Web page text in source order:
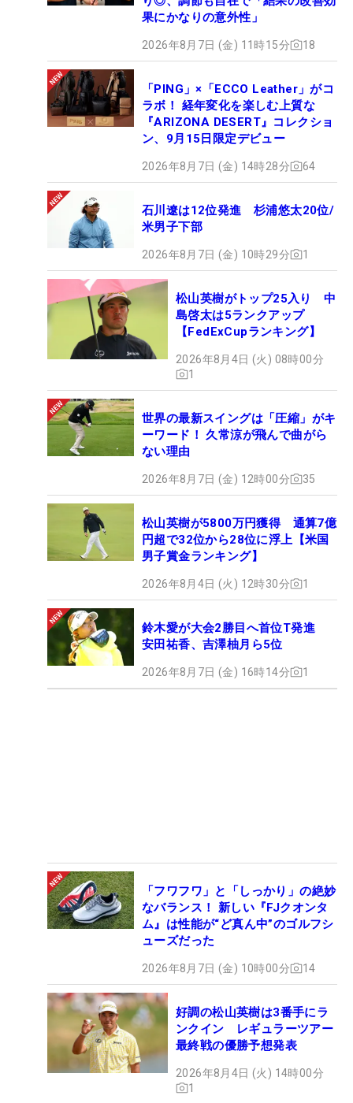
果にかなりの意外性」
2026年8月7日 (金) 11時15分 18
「PING」×「ECCO Leather」がコ
ラボ！ 経年変化を楽しむ上質な
『ARIZONA DESERT』コレクショ
ン、9月15日限定デビュー
2026年8月7日 (金) 14時28分 64
石川遼は12位発進 杉浦悠太20位/
米男子下部
2026年8月7日 (金) 10時29分 1
松山英樹がトップ25入り 中
島啓太は5ランクアップ
【FedExCupランキング】
2026年8月4日 (火) 08時00分
1
世界の最新スイングは「圧縮」がキ
ーワード！ 久常涼が飛んで曲がら
ない理由
2026年8月7日 (金) 12時00分 35
松山英樹が5800万円獲得 通算7億
円超で32位から28位に浮上【米国
男子賞金ランキング】
2026年8月4日 (火) 12時30分 1
鈴木愛が大会2勝目へ首位T発進
安田祐香、吉澤柚月ら5位
2026年8月7日 (金) 16時14分 1
「フワフワ」と「しっかり」の絶妙
なバランス！ 新しい『FJクオンタ
ム』は性能が“ど真ん中”のゴルフシ
ューズだった
2026年8月7日 (金) 10時00分 14
好調の松山英樹は3番手にラ
ンクイン レギュラーツアー
最終戦の優勝予想発表
2026年8月4日 (火) 14時00分
1